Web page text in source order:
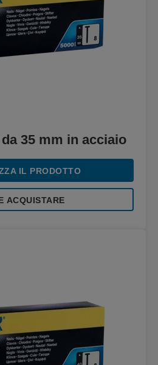
35 mm in acciaio
IL PRODOTTO
ACQUISTARE